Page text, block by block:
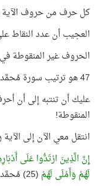
كل حرف من حروف الآية
العجيب أن عدد النقاط على
الحروف غير المنقوطة في هذه
47 هو ترتيب سورة مُحمَّد في المصحف!
عليك أن تنتبه إلى أن
المنقوطة!
انتقل معي الآن إلى الآية رقم 25 من
إِنَّ الَّذِينَ ارْتَدُّوا عَلَى
لَهُمْ وَأَمْلَى لَهُمْ (25) مُحمَّد